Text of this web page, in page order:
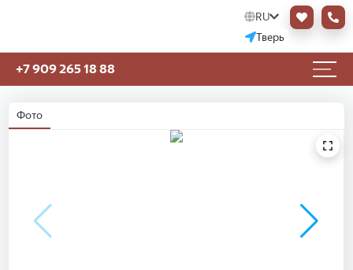
RU
Тверь
+7 909 265 18 88
Фото